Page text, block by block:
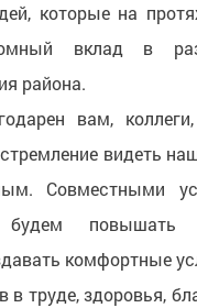
которые на
вклад в
района.
вам,
видеть
Совместными
будем повышать
комфортные
в труде, здоровья,